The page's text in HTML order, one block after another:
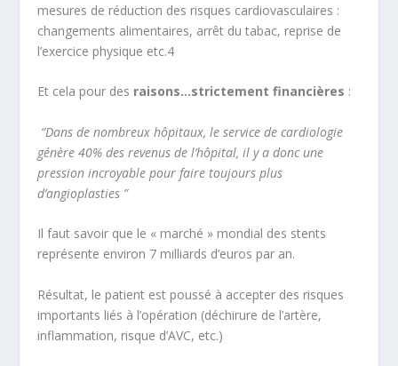
mesures de réduction des risques cardiovasculaires :
changements alimentaires, arrêt du tabac, reprise de
l’exercice physique etc.4
Et cela pour des raisons…strictement financières :
“Dans de nombreux hôpitaux, le service de cardiologie
génère 40% des revenus de l’hôpital, il y a donc une
pression incroyable pour faire toujours plus
d’angioplasties ”
Il faut savoir que le « marché » mondial des stents
représente environ 7 milliards d’euros par an.
Résultat, le patient est poussé à accepter des risques
importants liés à l’opération (déchirure de l’artère,
inflammation, risque d’AVC, etc.)